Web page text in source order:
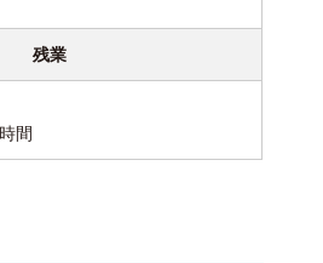
残業
間